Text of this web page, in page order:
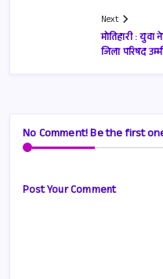
Next
मोतिहारी :
जिला परिषद
No Comment! Be the first
Post Your Comment